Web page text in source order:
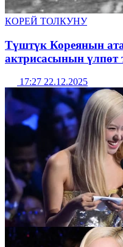
КОРЕЙ ТОЛКУНУ
Түштүк Кореянын
актрисасынын үлпөт
17:27 22.12.2025